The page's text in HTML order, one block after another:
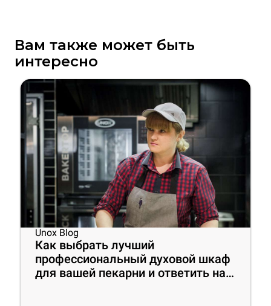
Вам также может быть
интересно
Unox Blog
Как выбрать лучший
профессиональный духовой шкаф
для вашей пекарни и ответить на